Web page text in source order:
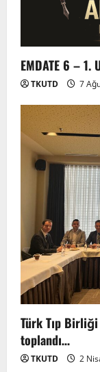
EMDATE 6 –
TKUTD 7
Türk Tıp Birliği
toplandı…
TKUTD 2
2